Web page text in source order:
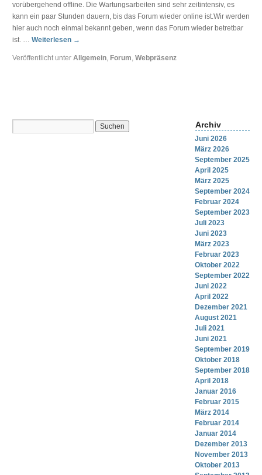
vorübergehend offline. Die Wartungsarbeiten sind sehr zeitintensiv, es
kann ein paar Stunden dauern, bis das Forum wieder online ist.Wir werden
hier auch noch einmal bekannt geben, wenn das Forum wieder betretbar
ist. … Weiterlesen →
Veröffentlicht unter Allgemein, Forum, Webpräsenz
Archiv
Juni 2026
März 2026
September 2025
April 2025
März 2025
September 2024
Februar 2024
September 2023
Juli 2023
Juni 2023
März 2023
Februar 2023
Oktober 2022
September 2022
Juni 2022
April 2022
Dezember 2021
August 2021
Juli 2021
Juni 2021
September 2019
Oktober 2018
September 2018
April 2018
Januar 2016
Februar 2015
März 2014
Februar 2014
Januar 2014
Dezember 2013
November 2013
Oktober 2013